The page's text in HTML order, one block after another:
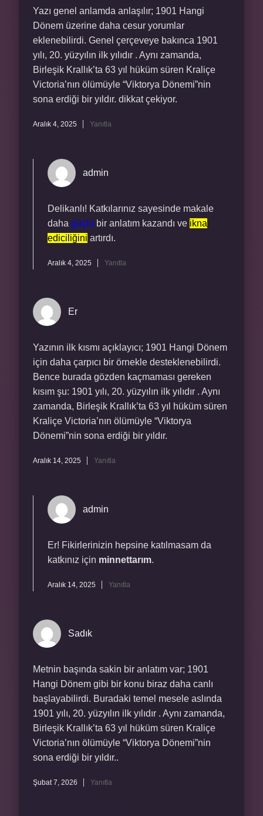
Yazı genel anlamda anlaşılır; 1901 Hangi
Dönem üzerine daha cesur yorumlar
eklenebilirdi. Genel çerçeveye bakınca 1901
yılı, 20. yüzyılın ilk yılıdır . Aynı zamanda,
Birleşik Krallık’ta 63 yıl hüküm süren Kraliçe
Victoria’nın ölümüyle “Viktorya Dönemi”nin
sona erdiği bir yıldır. dikkat çekiyor.
Aralık 4, 2025 Yanıtla
admin
Delikanlı! Katkılarınız sayesinde makale
daha güçlü bir anlatım kazandı ve ikna
ediciliğini artırdı.
Aralık 4, 2025 Yanıtla
Er
Yazının ilk kısmı açıklayıcı; 1901 Hangi Dönem
için daha çarpıcı bir örnekle desteklenebilirdi.
Bence burada gözden kaçmaması gereken
kısım şu: 1901 yılı, 20. yüzyılın ilk yılıdır . Aynı
zamanda, Birleşik Krallık’ta 63 yıl hüküm süren
Kraliçe Victoria’nın ölümüyle “Viktorya
Dönemi”nin sona erdiği bir yıldır.
Aralık 14, 2025 Yanıtla
admin
Er! Fikirlerinizin hepsine katılmasam da
katkınız için minnettarım.
Aralık 14, 2025 Yanıtla
Sadık
Metnin başında sakin bir anlatım var; 1901
Hangi Dönem gibi bir konu biraz daha canlı
başlayabilirdi. Buradaki temel mesele aslında
1901 yılı, 20. yüzyılın ilk yılıdır . Aynı zamanda,
Birleşik Krallık’ta 63 yıl hüküm süren Kraliçe
Victoria’nın ölümüyle “Viktorya Dönemi”nin
sona erdiği bir yıldır..
Şubat 7, 2026 Yanıtla